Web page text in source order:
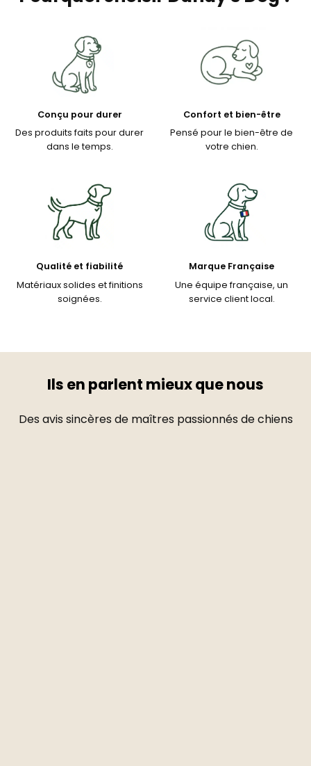
Conçu pour durer
Des produits faits pour durer
dans le temps.
Confort et bien-être
Pensé pour le bien-être de
votre chien.
Qualité et fiabilité
Matériaux solides et finitions
soignées.
Marque Française
Une équipe française, un
service client local.
Ils en parlent mieux que nous
Des avis sincères de maîtres passionnés de chiens